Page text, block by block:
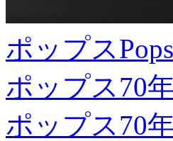
ポップスPops
ポップス70
ポップス70